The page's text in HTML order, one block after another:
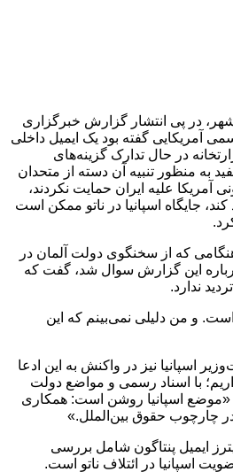
در پی انتشار گزارش خبرگزاری
آمریکایی گفته بود یک ایمیل داخلی
در حال تدارک گزینه‌های
به منظور تنبیه آن دسته از متحدان
آمریکا علیه ایران حمایت نکردند،
جایگاه اسپانیا در ناتو ممکن است
که از سخنگوی دولت آلمان در
این گزارش سوال شد، گفت که
ندارد.
است. و من دلیلی نمی‌بینم که این
اسپانیا نیز در واکنش‌ به این ادعا
با اسناد رسمی و مواضع دولت
«موضع اسپانیا روشن است: همکاری
چارچوب حقوق بین‌الملل.»
ایمیل پنتاگون شامل بررسی
اسپانیا در ائتلاف ناتو است.